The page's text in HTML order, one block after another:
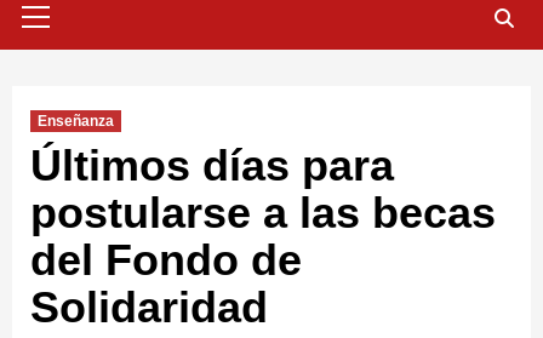
primario
Enseñanza
Últimos días para
postularse a las becas
del Fondo de
Solidaridad